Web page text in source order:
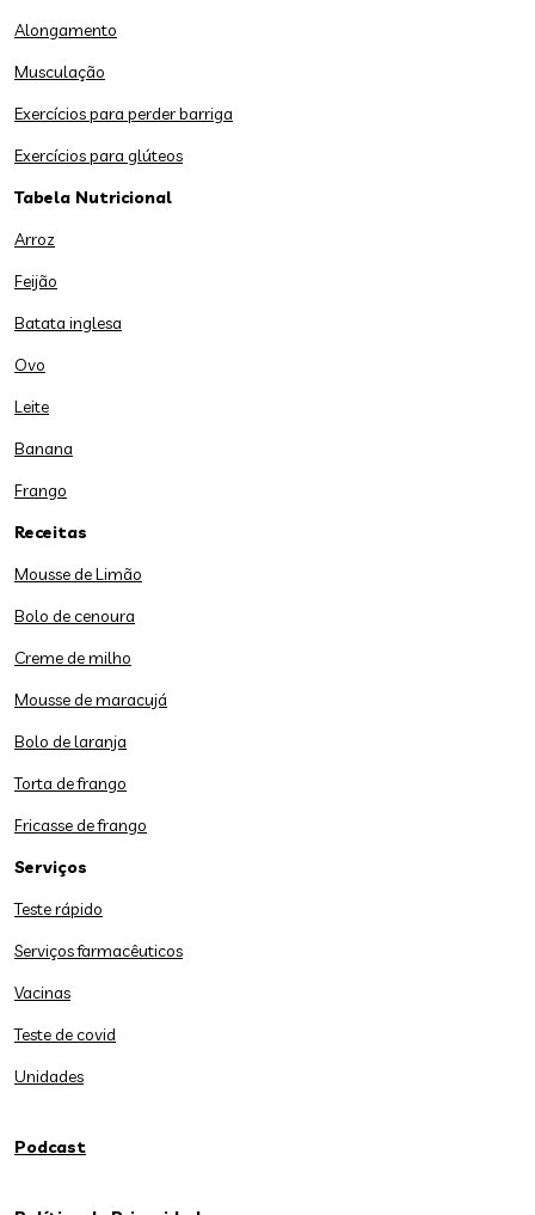
Alongamento
Musculação
Exercícios para perder barriga
Exercícios para glúteos
Tabela Nutricional
Arroz
Feijão
Batata inglesa
Ovo
Leite
Banana
Frango
Receitas
Mousse de Limão
Bolo de cenoura
Creme de milho
Mousse de maracujá
Bolo de laranja
Torta de frango
Fricasse de frango
Serviços
Teste rápido
Serviços farmacêuticos
Vacinas
Teste de covid
Unidades
Podcast